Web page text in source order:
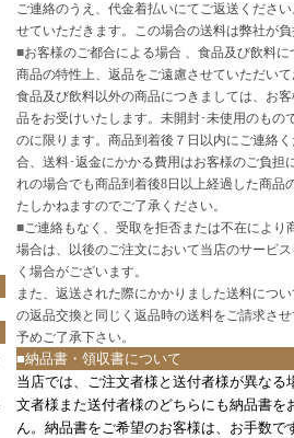
ご連絡のうえ、代金着払いにてご返送くださ
せていただきます。この場合の送料は弊社が
■お客様のご都合による場合 、食品及び飲料
商品の特性上、返品をご遠慮させていただい
食品及び飲料以外の商品につきましては、お
品をお受けいたします。未開封･未使用のもの
のに限ります。商品到着後７日以内にご連絡
合、送料･返金にかかる費用はお客様のご負担
れの場合でも商品到着後8日以上経過した商品
たしかねますのでご了承ください。
■ご連絡もなく、受取を拒否または不在により
場合は、以後のご注文において当店のサービ
く場合がございます。
また、返送された際にかかりました送料につ
の返品交換と同じく返品時の送料をご請求さ
予めご了承下さい。
■納品書・領収書について
当店では、ご注文者様と送付者様が異なる
文者様また送付者様のどちらにも納品書を
ん。納品書をご希望のお客様は、お手数で